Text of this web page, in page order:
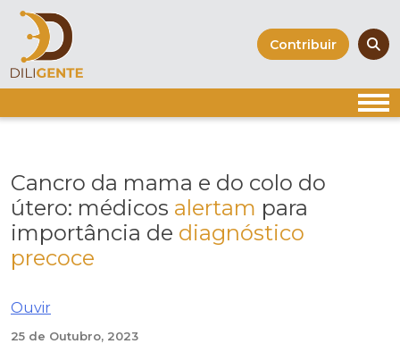
Skip
content
Contribuir
Cancro da mama e do colo do
útero: médicos alertam para
importância de diagnóstico
precoce
Ouvir
25 de Outubro, 2023